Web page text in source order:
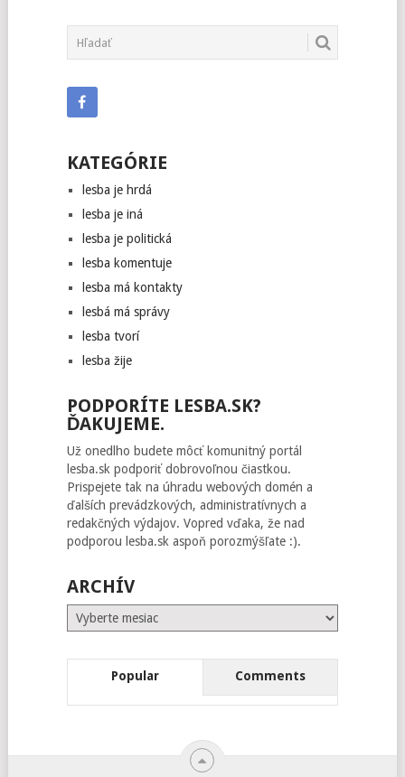
KATEGÓRIE
lesba je hrdá
lesba je iná
lesba je politická
lesba komentuje
lesba má kontakty
lesbá má správy
lesba tvorí
lesba žije
PODPORÍTE LESBA.SK?
ĎAKUJEME.
Už onedlho budete môcť komunitný portál
lesba.sk podporiť dobrovoľnou čiastkou.
Prispejete tak na úhradu webových domén a
ďalších prevádzkových, administratívnych a
redakčných výdajov. Vopred vďaka, že nad
podporou lesba.sk aspoň porozmýšľate :).
ARCHÍV
Archív
Popular Comments